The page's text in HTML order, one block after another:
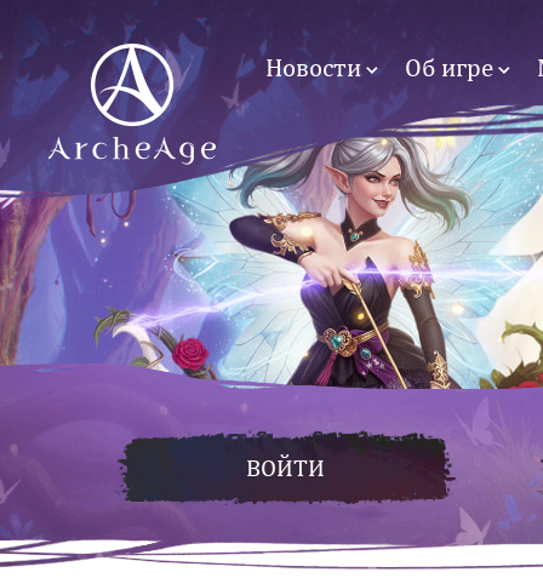
Новости Об игре
ВОЙТИ